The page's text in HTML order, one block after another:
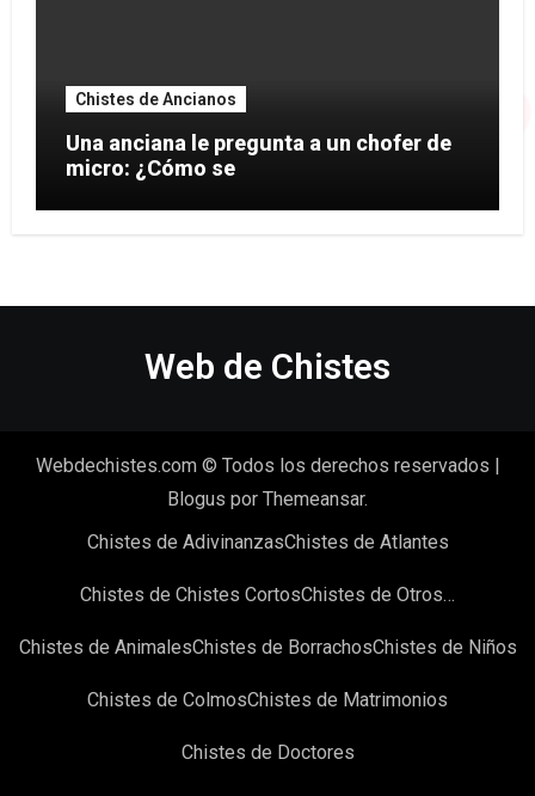
Chistes de Ancianos
Una anciana le pregunta a un chofer de
micro: ¿Cómo se
Web de Chistes
Webdechistes.com © Todos los derechos reservados
Blogus por Themeansar.
Chistes de AdivinanzasChistes de Atlantes
Chistes de Chistes CortosChistes de Otros…
Chistes de AnimalesChistes de BorrachosChistes de Niños
Chistes de ColmosChistes de Matrimonios
Chistes de Doctores